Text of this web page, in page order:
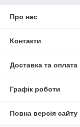
Про нас
Контакти
Доставка та оплата
Графік роботи
Повна версія сайту